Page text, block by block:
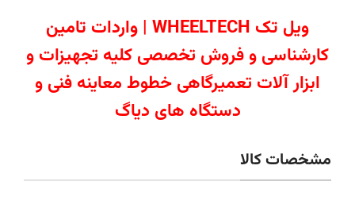
ویل تک WHEELTECH | واردات تامین
کارشناسی و فروش تخصصی کلیه تجهیزات و
ابزار آلات تعمیرگاهی خطوط معاینه فنی و
دستگاه های دیاگ
مشخصات کالا